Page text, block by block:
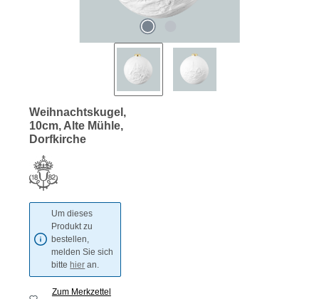
Weihnachtskugel,
10cm, Alte Mühle,
Dorfkirche
Um dieses
Produkt zu
bestellen,
melden Sie sich
bitte hier an.
Zum Merkzettel